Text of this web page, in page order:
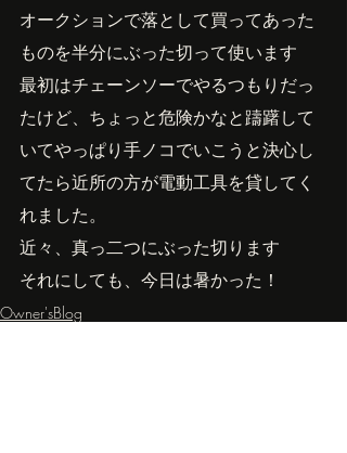
オークションで落として買ってあった
ものを半分にぶった切って使います
最初はチェーンソーでやるつもりだっ
たけど、ちょっと危険かなと躊躇して
いてやっぱり手ノコでいこうと決心し
てたら近所の方が電動工具を貸してく
れました。
近々、真っ二つにぶった切ります
それにしても、今日は暑かった！
Owner'sBlog